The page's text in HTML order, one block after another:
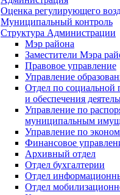
Оценка регулирующего
Муниципальный контроль
Структура Администрации
Мэр района
Заместители Мэра
Правовое управление
Управление
Отдел по социальной
и обеспечения
Управление по
муниципальным
Управление по
Финансовое
Архивный отдел
Отдел бухгалтерии
Отдел
Отдел